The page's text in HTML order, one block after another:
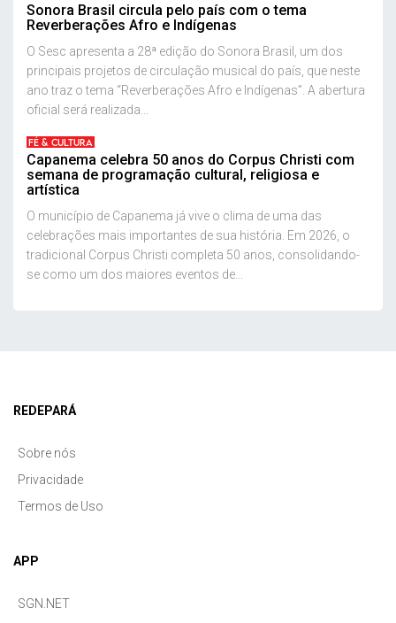
Sonora Brasil circula pelo país com o tema
Reverberações Afro e Indígenas
O Sesc apresenta a 28ª edição do Sonora Brasil, um dos
principais projetos de circulação musical do país, que neste
ano traz o tema “Reverberações Afro e Indígenas”. A abertura
oficial será realizada...
FÉ & CULTURA
Capanema celebra 50 anos do Corpus Christi com
semana de programação cultural, religiosa e
artística
O município de Capanema já vive o clima de uma das
celebrações mais importantes de sua história. Em 2026, o
tradicional Corpus Christi completa 50 anos, consolidando-
se como um dos maiores eventos de...
REDEPARÁ
Sobre nós
Privacidade
Termos de Uso
APP
SGN.NET